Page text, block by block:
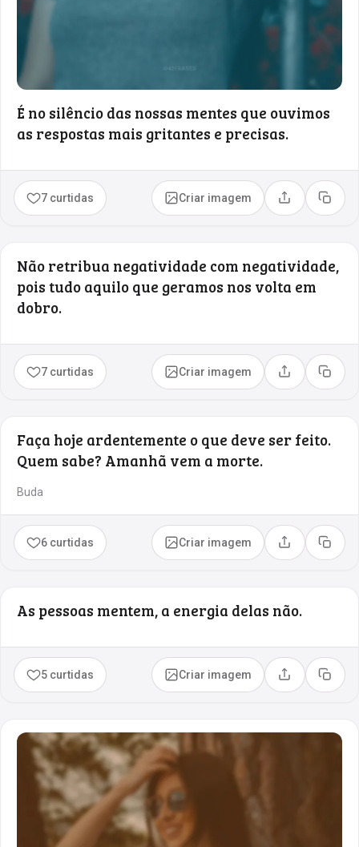
É no silêncio das nossas mentes que ouvimos
as respostas mais gritantes e precisas.
7 curtidas Criar imagem Compartilhar
Copiar
Não retribua negatividade com negatividade,
pois tudo aquilo que geramos nos volta em
dobro.
7 curtidas Criar imagem Compartilhar
Copiar
Faça hoje ardentemente o que deve ser feito.
Quem sabe? Amanhã vem a morte.
Buda
6 curtidas Criar imagem Compartilhar
Copiar
As pessoas mentem, a energia delas não.
5 curtidas Criar imagem Compartilhar
Copiar